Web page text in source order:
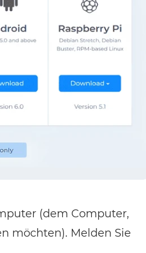
(dem Computer,
möchten). Melden Sie